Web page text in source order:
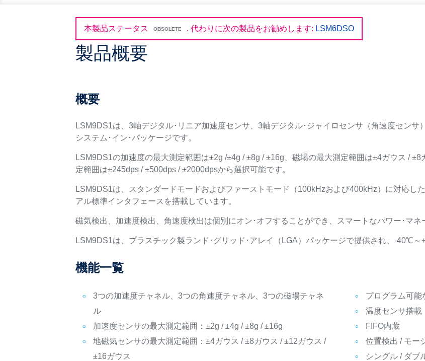
本製品ステータス OBSOLETE .代わりに次の製品をお勧めします: LSM6DSO
製品概要
概要
LSM9DS1は、3軸デジタル･リニア加速度センサ、3軸デジタル･ジャイロセンサ（角速度センサ
システム･イン･パッケージです。
LSM9DS1の加速度の最大測定範囲は±2g /±4g / ±8g / ±16g、磁場の最大測定範囲は±4ガウス /
定範囲は±245dps / ±500dps / ±2000dpsから選択可能です。
LSM9DS1は、スタンダードモードおよびファーストモード（100kHzおよび400kHz）に対応し
アル標準インタフェースを搭載しています。
磁気検出、加速度検出、角速度検出は個別にオン･オフすることができ、スマートなパワー･マネ
LSM9DS1は、プラスチック製ランド･グリッド･アレイ（LGA）パッケージで提供され、-40℃
機能一覧
3つの加速度チャネル、3つの角速度チャネル、3つの磁場チャネ
ル
加速度センサの最大測定範囲：±2g / ±4g / ±8g / ±16g
地磁気センサの最大測定範囲：±4ガウス / ±8ガウス / ±12ガウス /
±16ガウス
プログラム可能
温度センサ搭載
FIFO内蔵
位置検出 / モー
シングル / ダブ